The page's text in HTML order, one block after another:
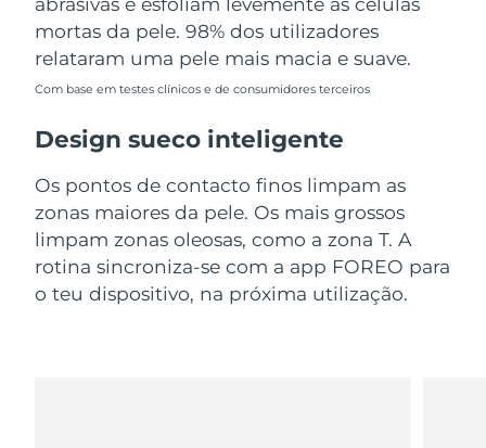
mortas da pele. 98% dos utilizadores
relataram uma pele mais macia e suave.
Com base em testes clínicos e de consumidores terceiros
Design sueco inteligente
Os pontos de contacto finos limpam as
zonas maiores da pele. Os mais grossos
limpam zonas oleosas, como a zona T. A
rotina sincroniza-se com a app FOREO para
o teu dispositivo, na próxima utilização.
Vietnã Entrega prevista17/08/2026